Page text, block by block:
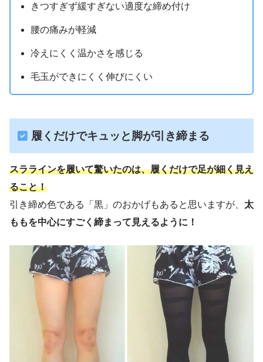
きつすぎず緩すぎない適度な締め付け
腰の痛みが軽減
冷えにくく温かさを感じる
毛玉ができにくく伸びにくい
履くだけでキュッと脚が引き締まる
スララインを履いて驚いたのは、履くだけで足が細く見え
ること！
引き締め色である「黒」のおかげもあると思いますが、 太
ももを中心にすごく締まって見えるように！